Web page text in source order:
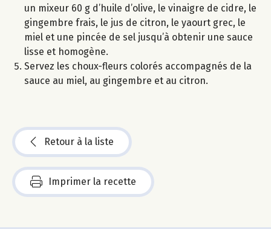
un mixeur 60 g d’huile d’olive, le vinaigre de cidre, le
gingembre frais, le jus de citron, le yaourt grec, le
miel et une pincée de sel jusqu’à obtenir une sauce
lisse et homogène.
Servez les choux-fleurs colorés accompagnés de la
sauce au miel, au gingembre et au citron.
Retour à la liste
Imprimer la recette